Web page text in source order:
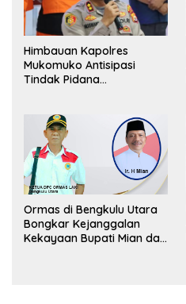
Himbauan Kapolres
Mukomuko Antisipasi
Tindak Pidana
Ormas di Bengkulu Utara
Bongkar Kejanggalan
Kekayaan Bupati Mian dan